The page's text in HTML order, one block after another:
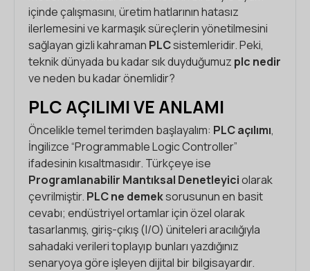
içinde çalışmasını, üretim hatlarının hatasız
ilerlemesini ve karmaşık süreçlerin yönetilmesini
sağlayan gizli kahraman PLCsistemleridir. Peki,
teknik dünyada bu kadar sık duyduğumuz plc nedir
ve neden bu kadar önemlidir?
PLC AÇILIMI VE ANLAMI
Öncelikle temel terimden başlayalım: PLC açılımı,
İngilizce “Programmable Logic Controller”
ifadesinin kısaltmasıdır. Türkçeye ise
Programlanabilir Mantıksal Denetleyiciolarak
çevrilmiştir. PLC ne demeksorusunun en basit
cevabı; endüstriyel ortamlar için özel olarak
tasarlanmış, giriş-çıkış (I/O) üniteleri aracılığıyla
sahadaki verileri toplayıp bunları yazdığınız
senaryoya göre işleyen dijital bir bilgisayardır.